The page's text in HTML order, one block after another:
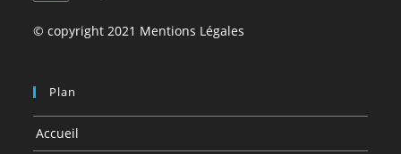
© copyright 2021 Mentions Légales
Plan
Accueil